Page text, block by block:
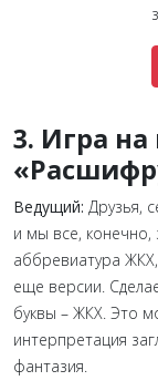
3. Игра
Ведущий: Друзья,
и мы все,
аббревиатура
еще версии.
буквы – ЖКХ. Это
интерпретация
фантазия.